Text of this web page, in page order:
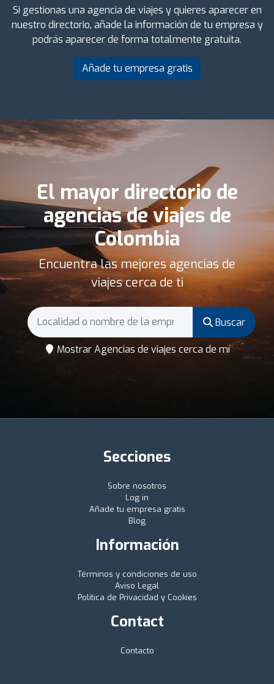
Si gestionas una agencia de viajes y quieres aparecer en
nuestro directorio, añade la información de tu empresa y
podrás aparecer de forma totalmente gratuita.
Añade tu empresa gratis
El mayor directorio de
agencias de viajes de
Colombia
Encuentra las mejores agencias de
viajes cerca de ti
Buscar
Mostrar Agencias de viajes cerca de mí
Secciones
Sobre nosotros
Log in
Añade tu empresa gratis
Blog
Información
Términos y condiciones de uso
Aviso Legal
Política de Privacidad y Cookies
Contact
Contacto